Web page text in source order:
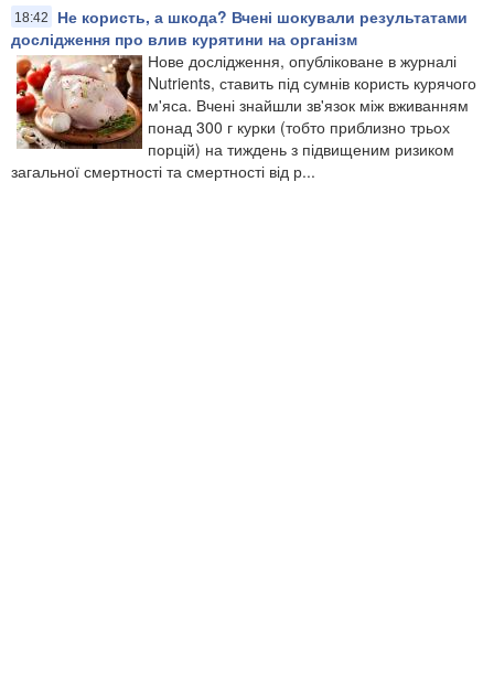
18:42
Не користь, а шкода? Вчені шокували результатами
дослідження про влив курятини на організм
Нове дослідження, опубліковане в журналі
Nutrients, ставить під сумнів користь курячого
м'яса. Вчені знайшли зв'язок між вживанням
понад 300 г курки (тобто приблизно трьох
порцій) на тиждень з підвищеним ризиком
загальної смертності та смертності від р...